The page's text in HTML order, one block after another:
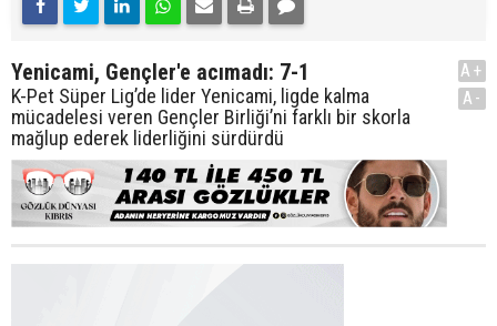
Yenicami, Gençler'e acımadı: 7-1
K-Pet Süper Lig’de lider Yenicami, ligde kalma
mücadelesi veren Gençler Birliği’ni farklı bir skorla
mağlup ederek liderliğini sürdürdü
A+
A-